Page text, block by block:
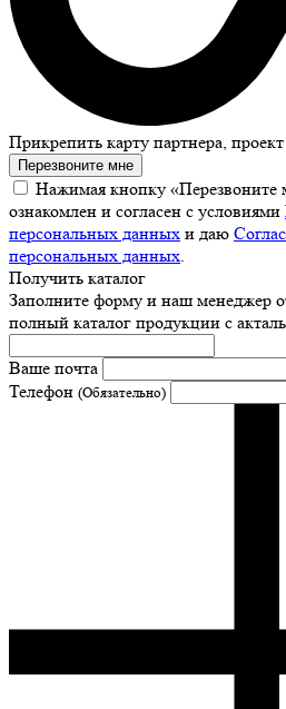
Прикрепить карту партнера,
Перезвоните мне
Нажимая кнопку «Перезвоните
ознакомлен и согласен с условиями
персональных данных и даю
персональных данных.
Получить каталог
Заполните форму и наш менеджер
полный каталог продукции с
Ваше почта
Телефон (Обязательно)